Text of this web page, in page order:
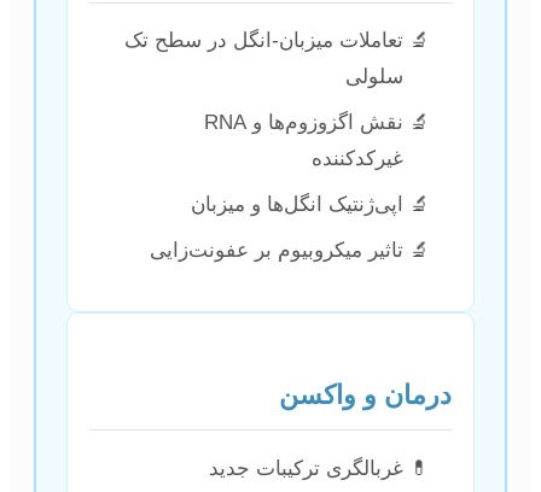
تعاملات میزبان-انگل در سطح تک
سلولی
نقش اگزوزوم‌ها و RNA
غیرکدکننده
اپی‌ژنتیک انگل‌ها و میزبان
تاثیر میکروبیوم بر عفونت‌زایی
درمان و واکسن
غربالگری ترکیبات جدید